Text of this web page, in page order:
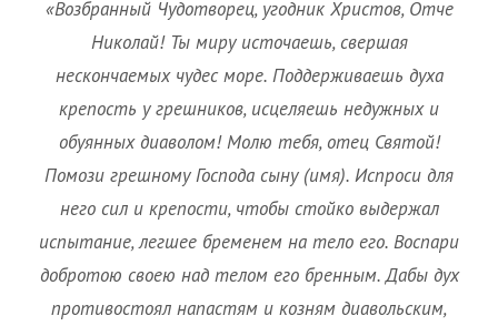
«Возбранный Чудотворец, угодник Христов, Отче
Николай! Ты миру источаешь, свершая
нескончаемых чудес море. Поддерживаешь духа
крепость у грешников, исцеляешь недужных и
обуянных диаволом! Молю тебя, отец Святой!
Помози грешному Господа сыну (имя). Испроси для
него сил и крепости, чтобы стойко выдержал
испытание, легшее бременем на тело его. Воспари
добротою своею над телом его бренным. Дабы дух
противостоял напастям и козням диавольским,